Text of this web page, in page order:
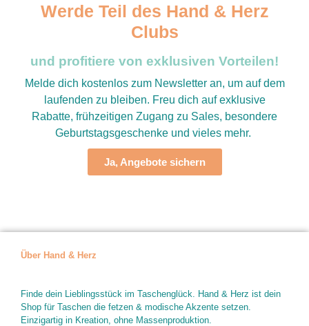
Werde Teil des Hand & Herz
Clubs
und profitiere von exklusiven Vorteilen!
Melde dich kostenlos zum Newsletter an, um auf dem
laufenden zu bleiben. Freu dich auf exklusive
Rabatte, frühzeitigen Zugang zu Sales, besondere
Geburtstagsgeschenke und vieles mehr.
Ja, Angebote sichern
Über Hand & Herz
Finde dein Lieblingsstück im Taschenglück. Hand & Herz ist dein
Shop für Taschen die fetzen & modische Akzente setzen.
Einzigartig in Kreation, ohne Massenproduktion.